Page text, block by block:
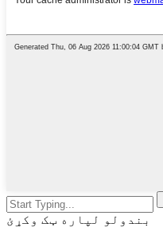
بندولو لپاره ټک وکړئ